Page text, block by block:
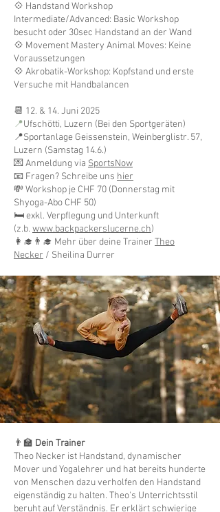
💠 Handstand Workshop
Intermediate/Advanced: Basic Workshop
besucht oder 30sec Handstand an der Wand
💠 Movement Mastery Animal Moves: Keine
Voraussetzungen
💠 Akrobatik-Workshop: Kopfstand und erste
Versuche mit Handbalancen
📆 12. & 14. Juni 2025
📍Ufschötti, Luzern (Bei den Sportgeräten)
📍Sportanlage Geissenstein, Weinberglistr. 57,
Luzern (Samstag 14.6.)
💌 Anmeldung via SportsNow
📧 Fragen? Schreibe uns hier
💸 Workshop je CHF 70 (Donnerstag mit
Shyoga-Abo CHF 50)
🛏️ exkl. Verpflegung und Unterkunft
(z.b. www.backpackerslucerne.ch)
👩‍🎓👨‍🎓 Mehr über deine Trainer Theo
Necker / Sheilina Durrer
👨‍🏫 Dein Trainer
Theo Necker ist Handstand, dynamischer
Mover und Yogalehrer und hat bereits hunderte
von Menschen dazu verholfen den Handstand
eigenständig zu halten. Theo's Unterrichtsstil
beruht auf Verständnis. Er erklärt schwierige